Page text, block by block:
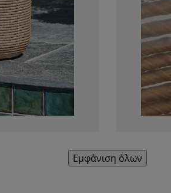
Εμφάνιση όλων